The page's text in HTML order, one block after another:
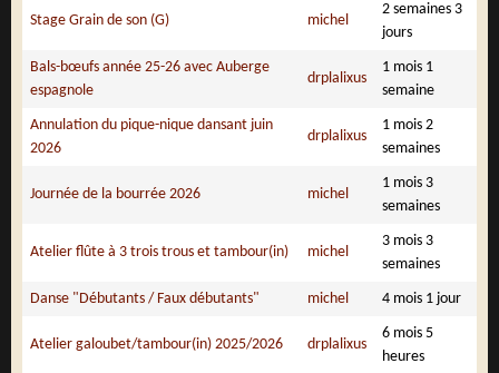
Stage Grain de son (G) michel
2 semaines 3
jours
Bals-bœufs année 25-26 avec Auberge
espagnole
drplalixus
1 mois 1
semaine
Annulation du pique-nique dansant juin
2026
drplalixus
1 mois 2
semaines
Journée de la bourrée 2026 michel
1 mois 3
semaines
Atelier flûte à 3 trois trous et tambour(in) michel
3 mois 3
semaines
Danse "Débutants / Faux débutants" michel 4 mois 1 jour
Atelier galoubet/tambour(in) 2025/2026 drplalixus
6 mois 5
heures